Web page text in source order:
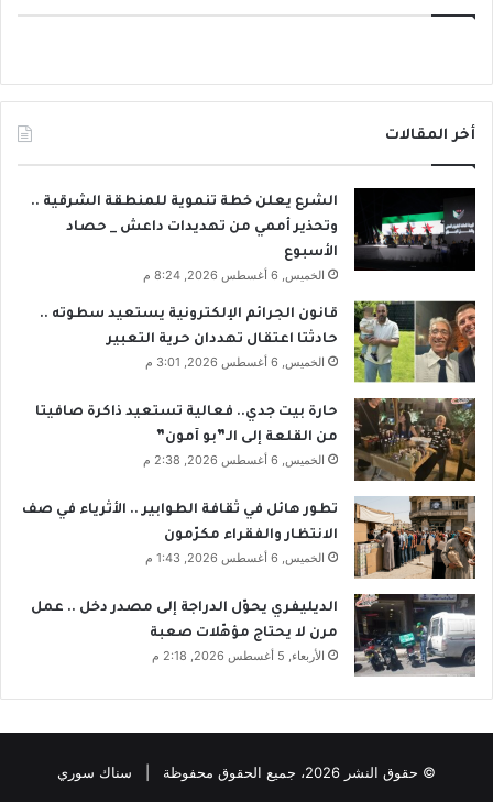
أخر المقالات
الشرع يعلن خطة تنموية للمنطقة الشرقية ..
وتحذير أممي من تهديدات داعش _ حصاد
الأسبوع
الخميس, 6 أغسطس 2026, 8:24 م
قانون الجرائم الإلكترونية يستعيد سطوته ..
حادثتا اعتقال تهددان حرية التعبير
الخميس, 6 أغسطس 2026, 3:01 م
حارة بيت جدي.. فعالية تستعيد ذاكرة صافيتا
من القلعة إلى الـ”بو آمون”
الخميس, 6 أغسطس 2026, 2:38 م
تطور هائل في ثقافة الطوابير .. الأثرياء في صف
الانتظار والفقراء مكرّمون
الخميس, 6 أغسطس 2026, 1:43 م
الديليفري يحوّل الدراجة إلى مصدر دخل .. عمل
مرن لا يحتاج مؤهّلات صعبة
الأربعاء, 5 أغسطس 2026, 2:18 م
© حقوق النشر 2026، جميع الحقوق محفوظة | سناك سوري